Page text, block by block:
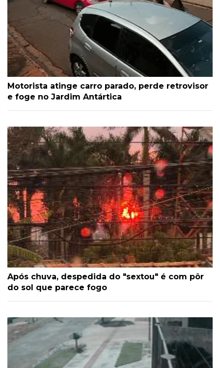
Motorista atinge carro parado, perde retrovisor
e foge no Jardim Antártica
Após chuva, despedida do "sextou" é com pôr
do sol que parece fogo